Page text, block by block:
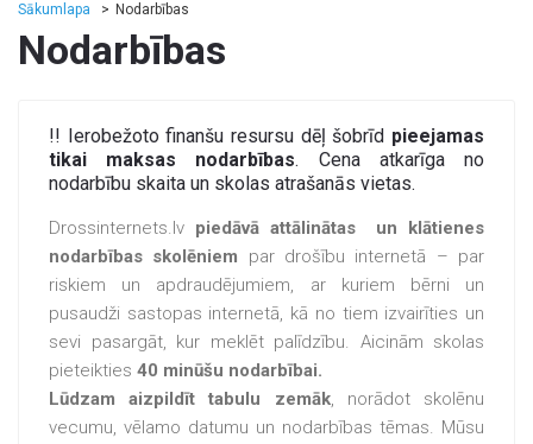
Sākumlapa Nodarbības
Nodarbības
!! Ierobežoto finanšu resursu dēļ šobrīd pieejamas
tikai
maksas nodarbības. Cena atkarīga no
nodarbību skaita un skolas atrašanās vietas.
Drossinternets.lv piedāvā attālinātas un klātienes
nodarbības skolēniem par drošību internetā – par
riskiem un apdraudējumiem, ar kuriem bērni un
pusaudži sastopas internetā, kā no tiem izvairīties un
sevi pasargāt, kur meklēt palīdzību. Aicinām skolas
pieteikties 40 minūšu nodarbībai.
Lūdzam aizpildīt tabulu zemāk, norādot skolēnu
vecumu, vēlamo datumu un nodarbības tēmas. Mūsu